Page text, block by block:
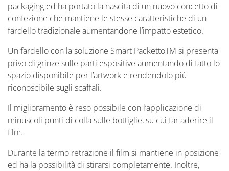
packaging ed ha portato la nascita di un nuovo concetto di
confezione che mantiene le stesse caratteristiche di un
fardello tradizionale aumentandone l’impatto estetico.
Un fardello con la soluzione Smart PackettoTM si presenta
privo di grinze sulle parti espositive aumentando di fatto lo
spazio disponibile per l’artwork e rendendolo più
riconoscibile sugli scaffali.
Il miglioramento è reso possibile con l’applicazione di
minuscoli punti di colla sulle bottiglie, su cui far aderire il
film.
Durante la termo retrazione il film si mantiene in posizione
ed ha la possibilità di stirarsi completamente. Inoltre,